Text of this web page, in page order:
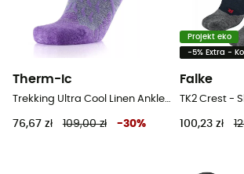
Therm-Ic
76,67 zł 109,00 zł -30%
Projekt eko
-5% Extra -
Falke
100,23 zł